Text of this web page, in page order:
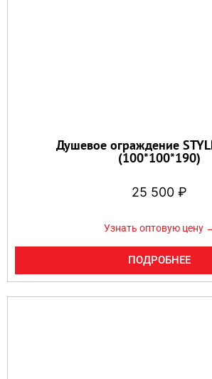
Душевое ограждение
(100*100*190)
25 500 ₽
Узнать оптовую цену
ПОДРОБНЕЕ